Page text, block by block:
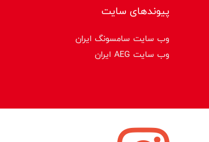
پیوندهای سایت
وب سایت سامسونگ ایران
وب سایت AEG ایران